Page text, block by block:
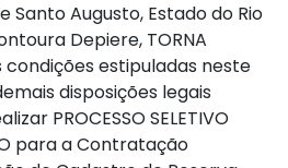
Santo Augusto, Estado do Rio
Depiere, TORNA
condições estipuladas neste
disposições legais
PROCESSO SELETIVO
para a Contratação